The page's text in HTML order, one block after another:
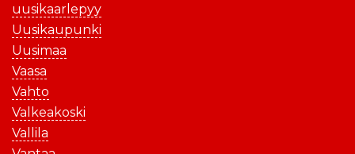
uusikaarlepyy
Uusikaupunki
Uusimaa
Vaasa
Vahto
Valkeakoski
Vallila